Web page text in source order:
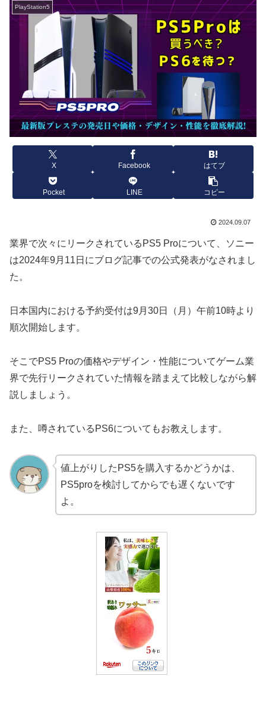
PlayStation5
X Facebook はてブ
Pocket LINE コピー
2024.09.07
業界で次々にリークされているPS5 Proについて、ソニー
は2024年9月11日にブログ記事での公式発表がなされまし
た。
日本国内における予約受付は9月30日（月）午前10時より
順次開始します。
そこでPS5 Proの価格やデザイン・性能についてゲーム業
界で先行リークされていた情報を踏まえて比較しながら解
説しましょう。
また、噂されているPS6についてもお教えします。
値上がりしたPS5を購入するかどうかは、
PS5proを検討してからでも遅くないです
よ。